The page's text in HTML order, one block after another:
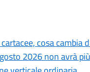
cosa cambia
2026 non avrà